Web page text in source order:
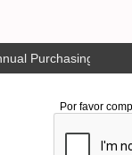
Purchasing Plan
Por favor